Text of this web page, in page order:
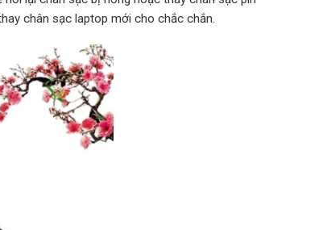
chân sạc laptop mới cho chắc chắn.